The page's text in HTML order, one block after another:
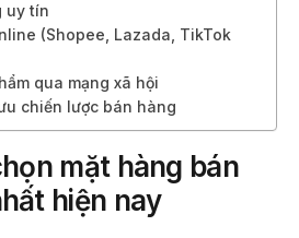
uy tín
(Shopee, Lazada, TikTok
qua mạng xã hội
chiến lược bán hàng
mặt hàng bán
hiện nay